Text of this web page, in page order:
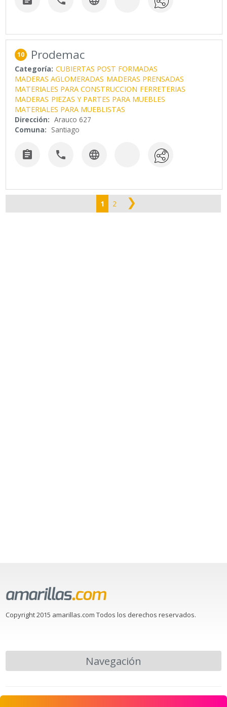
10 Prodemac
Categoría: CUBIERTAS POST FORMADAS
MADERAS AGLOMERADAS MADERAS PRENSADAS
MATERIALES PARA CONSTRUCCION FERRETERIAS
MADERAS PIEZAS Y PARTES PARA MUEBLES
MATERIALES PARA MUEBLISTAS
Dirección: Arauco 627
Comuna: Santiago
  
1 2 ❯
Copyright 2015 amarillas.com Todos los derechos reservados.
Navegación